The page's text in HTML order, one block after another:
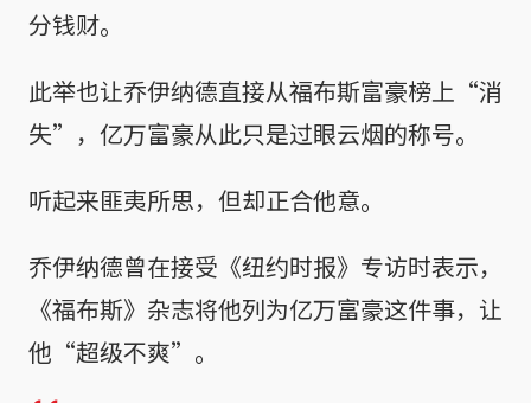
分钱财。
此举也让乔伊纳德直接从福布斯富豪榜上“消
失”，亿万富豪从此只是过眼云烟的称号。
听起来匪夷所思，但却正合他意。
乔伊纳德曾在接受《纽约时报》专访时表示，
《福布斯》杂志将他列为亿万富豪这件事，让
他“超级不爽”。